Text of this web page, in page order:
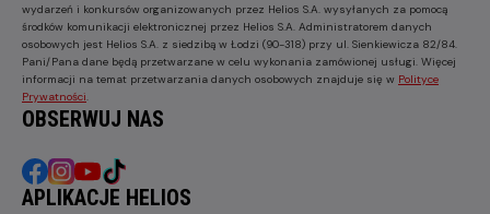
wydarzeń i konkursów organizowanych przez Helios S.A. wysyłanych za pomocą
środków komunikacji elektronicznej przez Helios S.A. Administratorem danych
osobowych jest Helios S.A. z siedzibą w Łodzi (90-318) przy ul. Sienkiewicza 82/84.
Pani/Pana dane będą przetwarzane w celu wykonania zamówionej usługi. Więcej
informacji na temat przetwarzania danych osobowych znajduje się w Polityce
Prywatności.
OBSERWUJ NAS
APLIKACJE HELIOS